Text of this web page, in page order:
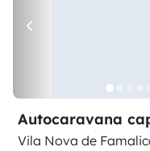
Autocaravana
Vila Nova de